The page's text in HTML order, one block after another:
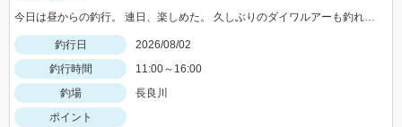
今日は昼からの釣行。 連日、楽しめた。 久しぶりのダイワルアーも釣れてくれました。
釣行日
2026/08/02
釣行時間
11:00～16:00
釣場
長良川
ポイント